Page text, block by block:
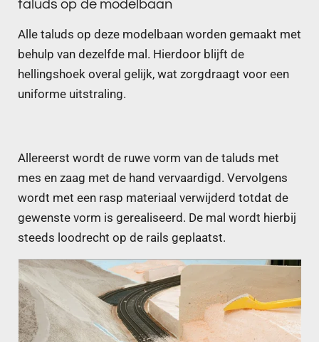
taluds op de modelbaan
Alle taluds op deze modelbaan worden gemaakt met
behulp van dezelfde mal. Hierdoor blijft de
hellingshoek overal gelijk, wat zorgdraagt voor een
uniforme uitstraling.
Allereerst wordt de ruwe vorm van de taluds met
mes en zaag met de hand vervaardigd. Vervolgens
wordt met een rasp materiaal verwijderd totdat de
gewenste vorm is gerealiseerd. De mal wordt hierbij
steeds loodrecht op de rails geplaatst.